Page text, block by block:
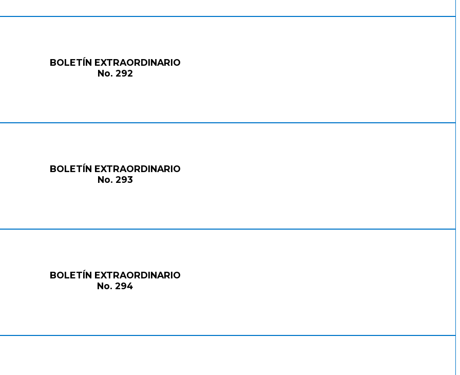
BOLETÍN EXTRAORDINARIO
No. 292
BOLETÍN EXTRAORDINARIO
No. 293
BOLETÍN EXTRAORDINARIO
No. 294